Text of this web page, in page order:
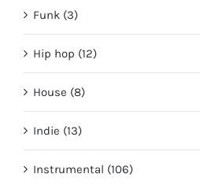
Funk (3)
Hip hop (12)
House (8)
Indie (13)
Instrumental (106)